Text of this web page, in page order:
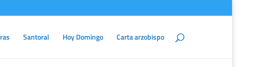
Santoral Hoy Domingo Carta arzobispo